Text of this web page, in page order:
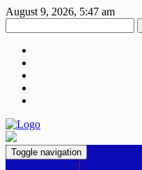
August 9, 2026, 5:47 am
Toggle navigation